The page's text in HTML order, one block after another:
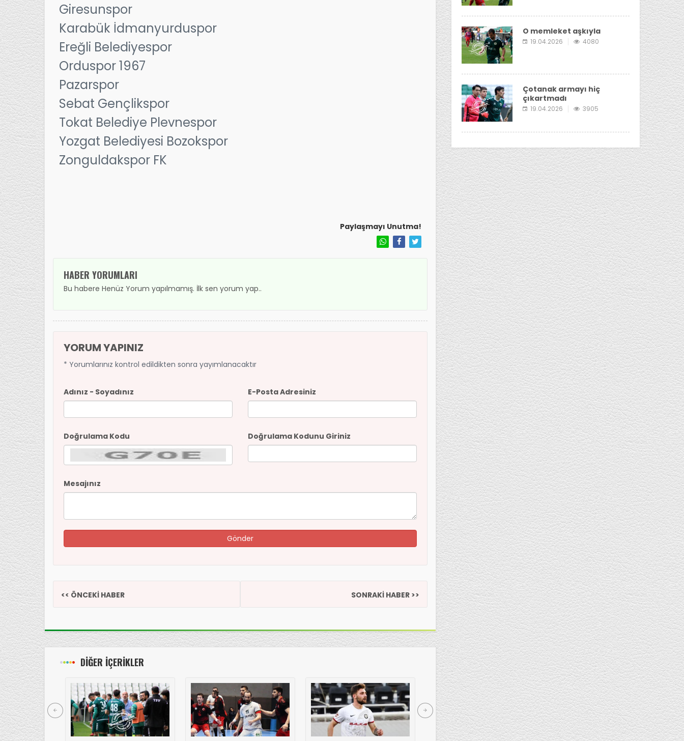
Giresunspor
Karabük İdmanyurduspor
Ereğli Belediyespor
Orduspor 1967
Pazarspor
Sebat Gençlikspor
Tokat Belediye Plevnespor
Yozgat Belediyesi Bozokspor
Zonguldakspor FK
Paylaşmayı Unutma!
HABER YORUMLARI
Bu habere Henüz Yorum yapılmamış. İlk sen yorum yap..
YORUM YAPINIZ
* Yorumlarınız kontrol edildikten sonra yayımlanacaktır
Adınız - Soyadınız E-Posta Adresiniz
Doğrulama Kodu Doğrulama Kodunu Giriniz
Mesajınız
<< ÖNCEKİ HABER SONRAKİ HABER >>
DİĞER İÇERİKLER
O memleket aşkıyla
19.04.2026 4080
Çotanak armayı hiç
çıkartmadı
19.04.2026 3905